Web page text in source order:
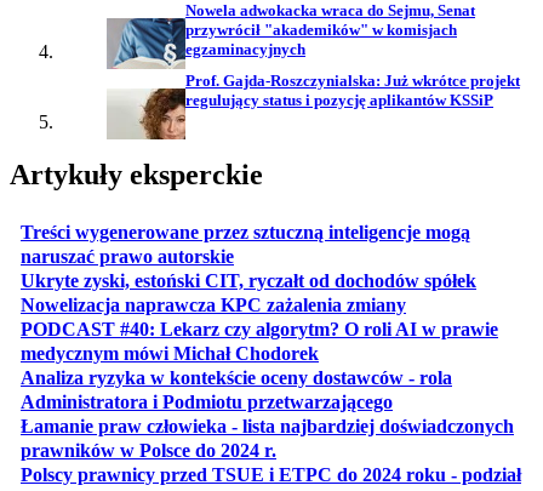
Nowela adwokacka wraca do Sejmu, Senat
przywrócił "akademików" w komisjach
egzaminacyjnych
Prof. Gajda-Roszczynialska: Już wkrótce projekt
regulujący status i pozycję aplikantów KSSiP
Artykuły eksperckie
Treści wygenerowane przez sztuczną inteligencje mogą
naruszać prawo autorskieotwiera się w nowej karcie
Ukryte zyski, estoński CIT, ryczałt od dochodów spółekotwiera
Nowelizacja naprawcza KPC zażalenia zmianyotwiera się w
PODCAST #40: Lekarz czy algorytm? O roli AI w prawie
medycznym mówi Michał Chodorekotwiera się w nowej karcie
Analiza ryzyka w kontekście oceny dostawców - rola
Administratora i Podmiotu przetwarzającegootwiera się w
Łamanie praw człowieka - lista najbardziej doświadczonych
prawników w Polsce do 2024 r.
Polscy prawnicy przed TSUE i ETPC do 2024 roku - podział